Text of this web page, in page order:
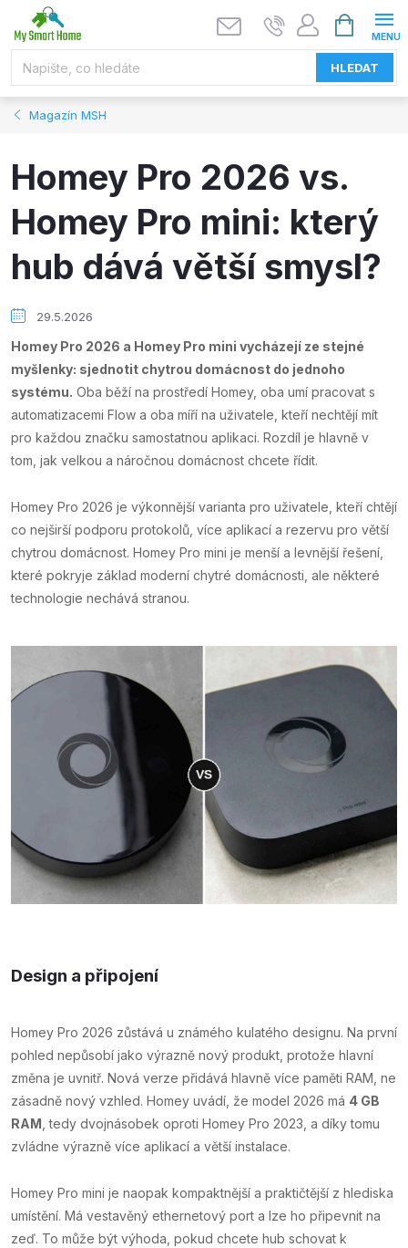
HLEDAT
NÁKUPNÍ
KOŠÍK
Magazín MSH
Homey Pro 2026 vs.
Homey Pro mini: který
hub dává větší smysl?
29.5.2026
Homey Pro 2026 a Homey Pro mini vycházejí ze stejné
myšlenky: sjednotit chytrou domácnost do jednoho
systému. Oba běží na prostředí Homey, oba umí pracovat s
automatizacemi Flow a oba míří na uživatele, kteří nechtějí mít
pro každou značku samostatnou aplikaci. Rozdíl je hlavně v
tom, jak velkou a náročnou domácnost chcete řídit.
Homey Pro 2026 je výkonnější varianta pro uživatele, kteří chtějí
co nejširší podporu protokolů, více aplikací a rezervu pro větší
chytrou domácnost. Homey Pro mini je menší a levnější řešení,
které pokryje základ moderní chytré domácnosti, ale některé
technologie nechává stranou.
Design a připojení
Homey Pro 2026 zůstává u známého kulatého designu. Na první
pohled nepůsobí jako výrazně nový produkt, protože hlavní
změna je uvnitř. Nová verze přidává hlavně více paměti RAM, ne
zásadně nový vzhled. Homey uvádí, že model 2026 má 4 GB
RAM , tedy dvojnásobek oproti Homey Pro 2023, a díky tomu
zvládne výrazně více aplikací a větší instalace.
Homey Pro mini je naopak kompaktnější a praktičtější z hlediska
umístění. Má vestavěný ethernetový port a lze ho připevnit na
zeď. To může být výhoda, pokud chcete hub schovat k